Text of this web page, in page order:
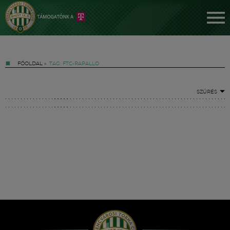
FŐOLDAL » TAG: FTC-RAPALLO
SZŰRÉS
Hírek